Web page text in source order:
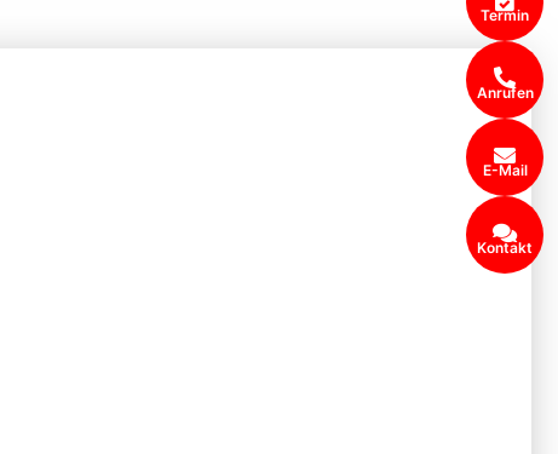
Termin
Anrufen
E-Mail
Kontakt